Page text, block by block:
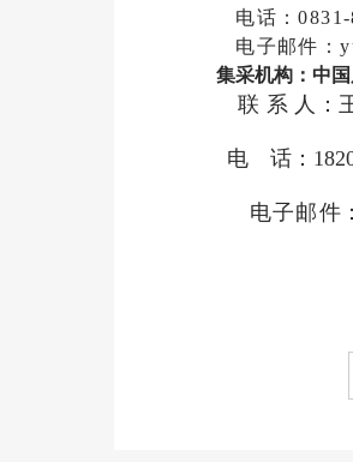
电话：
电子邮件：
集采机构：中
联系 人 ：
电话：
电子邮件